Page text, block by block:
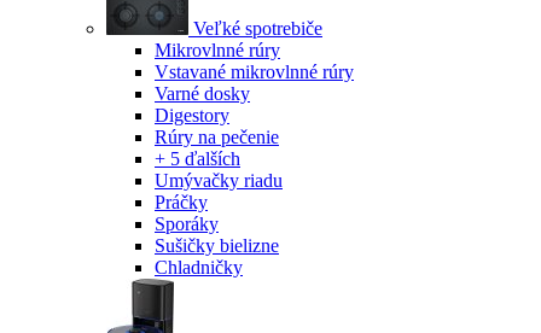
Veľké spotrebiče
Mikrovlnné rúry
Vstavané mikrovlnné rúry
Varné dosky
Digestory
Rúry na pečenie
+ 5 ďalších
Umývačky riadu
Práčky
Sporáky
Sušičky bielizne
Chladničky